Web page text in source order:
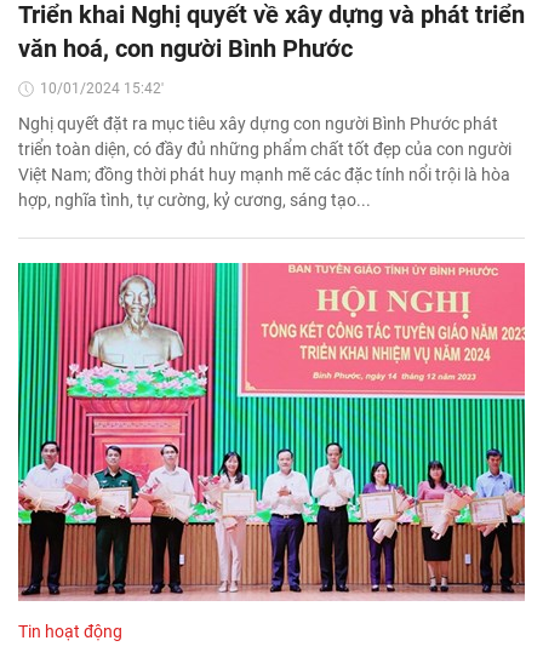
Triển khai Nghị quyết về xây dựng và phát triển
văn hoá, con người Bình Phước
10/01/2024 15:42'
Nghị quyết đặt ra mục tiêu xây dựng con người Bình Phước phát
triển toàn diện, có đầy đủ những phẩm chất tốt đẹp của con người
Việt Nam; đồng thời phát huy mạnh mẽ các đặc tính nổi trội là hòa
hợp, nghĩa tình, tự cường, kỷ cương, sáng tạo...
Tin hoạt động